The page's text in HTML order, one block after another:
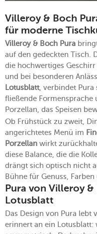
Villeroy & Boch
für moderne
Villeroy & Boch Pura
auf den gedeckten Tisch.
die hochwertiges
und bei besonderen
Lotusblatt, verbindet Pura
fließende Formensprache
Porzellan, das Speisen
Ob Frühstück zu zweit,
angerichtetes Menü im
Porzellan wirkt
diese Balance, die die
drängt sich optisch nicht
Bühne für Genuss, Farben
Pura von Villeroy
Lotusblatt
Das Design von Pura lebt
erinnert an ein